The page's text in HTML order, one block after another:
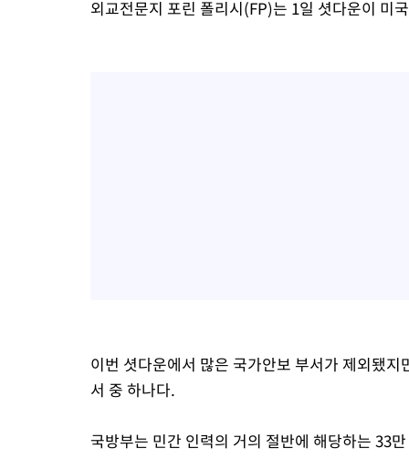
외교전문지 포린 폴리시(FP)는 1일 셧다운이 미
이번 셧다운에서 많은 국가안보 부서가 제외됐
서 중 하나다.
국방부는 민간 인력의 거의 절반에 해당하는 33